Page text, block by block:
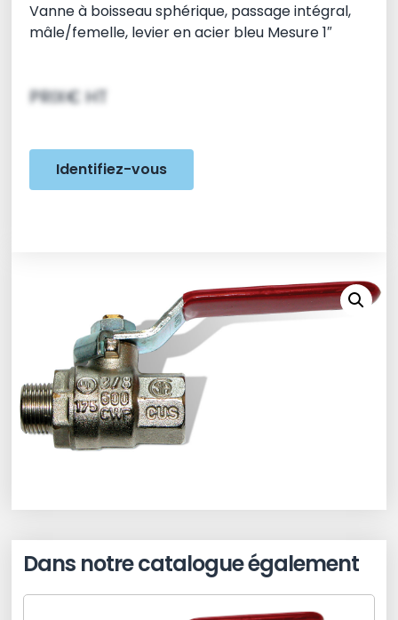
Vanne à boisseau sphérique, passage intégral,
mâle/femelle, levier en acier bleu Mesure 1″
PRIX€ HT
Identifiez-vous
Dans notre catalogue également